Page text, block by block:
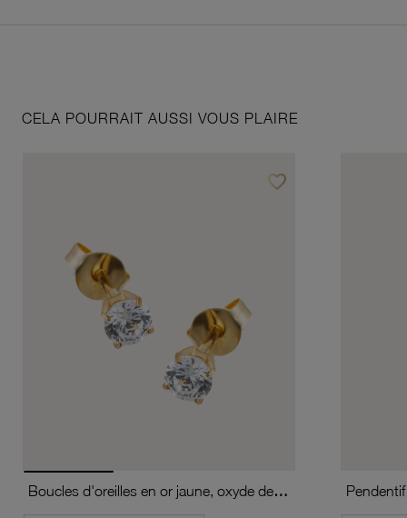
CELA POURRAIT AUSSI VOUS PLAIRE
favorite_borderAjouter à vos favoris
Boucles d'oreilles en or jaune, oxyde de zirconium (moyen modèle).